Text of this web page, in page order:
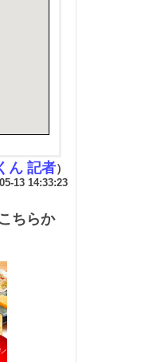
ん 記者）
13 14:33:23
ちらか